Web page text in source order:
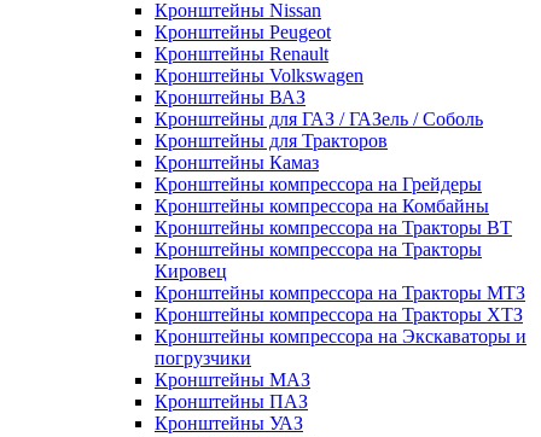
Кронштейны Nissan
Кронштейны Peugeot
Кронштейны Renault
Кронштейны Volkswagen
Кронштейны ВАЗ
Кронштейны для ГАЗ / ГАЗель / Соболь
Кронштейны для Тракторов
Кронштейны Камаз
Кронштейны компрессора на Грейдеры
Кронштейны компрессора на Комбайны
Кронштейны компрессора на Тракторы ВТ
Кронштейны компрессора на Тракторы
Кировец
Кронштейны компрессора на Тракторы МТЗ
Кронштейны компрессора на Тракторы ХТЗ
Кронштейны компрессора на Экскаваторы и
погрузчики
Кронштейны МАЗ
Кронштейны ПАЗ
Кронштейны УАЗ